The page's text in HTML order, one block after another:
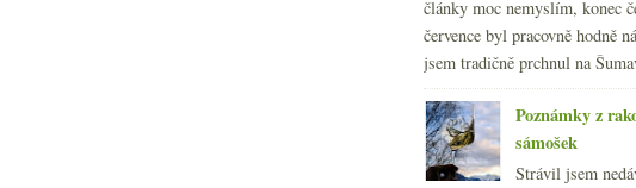
články moc nemyslím, konec
července byl pracovně hodně
jsem tradičně prchnul na
Poznámky z
sámošek
Strávil jsem